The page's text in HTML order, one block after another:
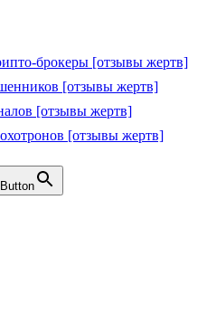
брокеры [отзывы жертв]
[отзывы жертв]
[отзывы жертв]
[отзывы жертв]